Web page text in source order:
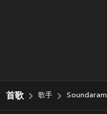
首歌 歌手 Soundaram